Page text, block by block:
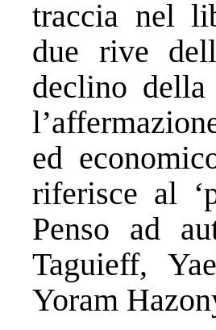
traccia nel
due rive
declino
ed
riferisce al
Penso ad
Taguieff,
Yoram